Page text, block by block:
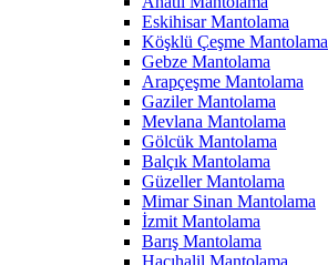
Eskihisar Mantolama
Köşklü Çeşme Mantolama
Gebze Mantolama
Arapçeşme Mantolama
Gaziler Mantolama
Mevlana Mantolama
Gölcük Mantolama
Balçık Mantolama
Güzeller Mantolama
Mimar Sinan Mantolama
İzmit Mantolama
Barış Mantolama